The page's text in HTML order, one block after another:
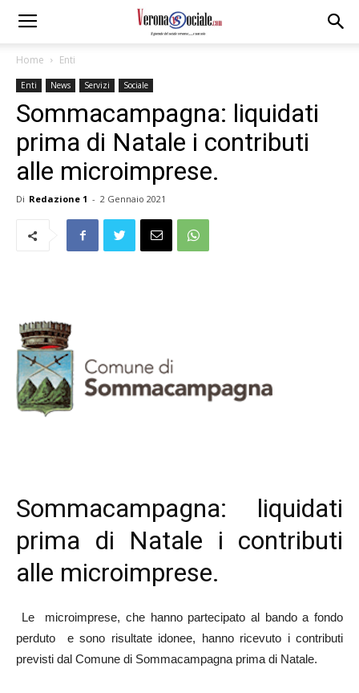
Home Enti
Enti News Servizi Sociale
Sommacampagna: liquidati
prima di Natale i contributi
alle microimprese.
Di Redazione 1 - 2 Gennaio 2021
Sommacampagna: liquidati
prima di Natale i contributi
alle microimprese.
Le microimprese, che hanno partecipato al bando a fondo
perduto e sono risultate idonee, hanno ricevuto i contributi
previsti dal Comune di Sommacampagna prima di Natale.